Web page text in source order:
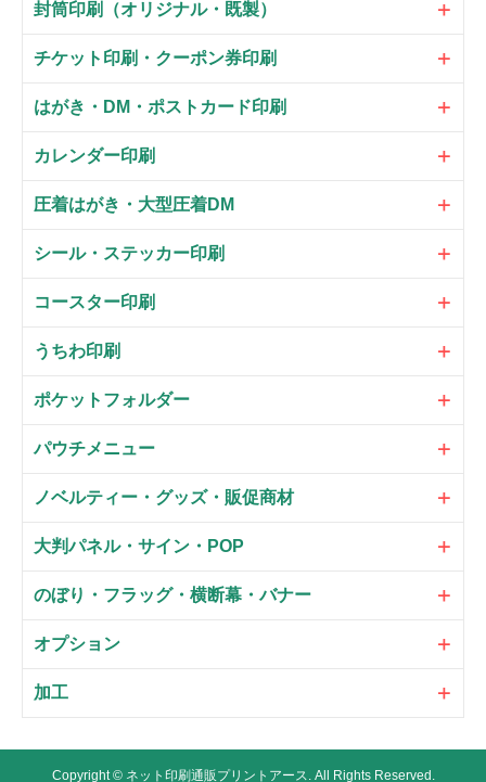
封筒印刷（オリジナル・既製）
チケット印刷・クーポン券印刷
はがき・DM・ポストカード印刷
カレンダー印刷
圧着はがき・大型圧着DM
シール・ステッカー印刷
コースター印刷
うちわ印刷
ポケットフォルダー
パウチメニュー
ノベルティー・グッズ・販促商材
大判パネル・サイン・POP
のぼり・フラッグ・横断幕・バナー
オプション
加工
Copyright © ネット印刷通販プリントアース. All Rights Reserved.